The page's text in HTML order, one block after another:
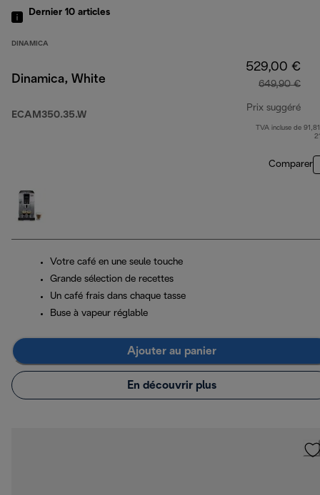
Dernier 10 articles
DINAMICA
Dinamica, White
ECAM350.35.W
529,00 €
649,90 €
Prix suggéré
TVA incluse de
Comparer
Votre café en une seule touche
Grande sélection de recettes
Un café frais dans chaque tasse
Buse à vapeur réglable
Ajouter au panier
En découvrir plus